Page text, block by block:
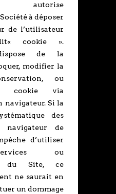
autorise
à déposer
de l’utilisateur
cookie ».
de la
modifier la
ou
cookie via
navigateur. Si la
des
navigateur de
d’utiliser
ou
du Site, ce
ne saurait en
un dommage